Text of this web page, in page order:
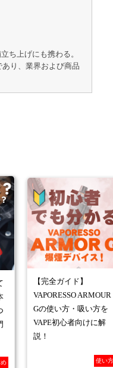
ち上げにも携わる。
り、業界および商品
【完全ガイド】
VAPORESSO ARMOUR
Gの使い方・吸い方を
VAPE初心者向けに解
説！
使い方